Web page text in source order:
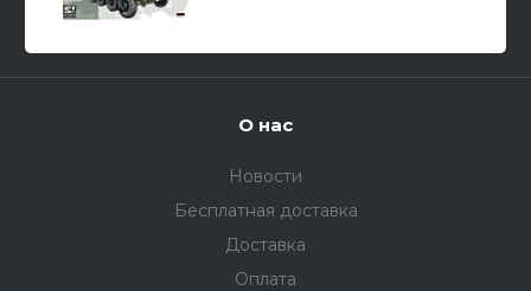
О нас
Новости
Бесплатная доставка
Доставка
Оплата